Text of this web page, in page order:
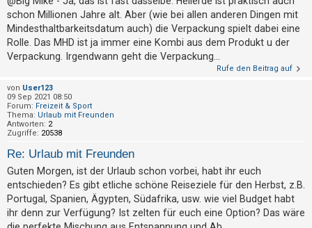
a
n
t
o
r
t
e
t
e
T
h
e
schon Millionen Jahre alt. Aber (wie bei allen anderen Dingen mit
Mindesthaltbarkeitsdatum auch) die Verpackung spielt dabei eine
Rolle. Das MHD ist ja immer eine Kombi aus dem Produkt u der
Verpackung. Irgendwann geht die Verpackung...
Rufe den Beitrag auf
von User123
09 Sep 2021 08:50
Forum: Freizeit & Sport
Thema: Urlaub mit Freunden
Antworten: 2
Zugriffe: 20538
Re: Urlaub mit Freunden
Guten Morgen, ist der Urlaub schon vorbei, habt ihr euch
entschieden? Es gibt etliche schöne Reiseziele für den Herbst, z.B.
Portugal, Spanien, Ägypten, Südafrika, usw. wie viel Budget habt
ihr denn zur Verfügung? Ist zelten für euch eine Option? Das wäre